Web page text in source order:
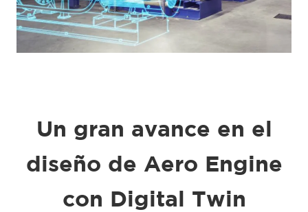
Un gran avance en el
diseño de Aero Engine
con Digital Twin